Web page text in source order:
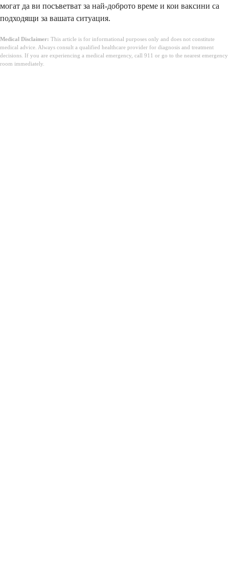
могат да ви посъветват за най-доброто време и кои ваксини са
подходящи за вашата ситуация.
Medical Disclaimer: This article is for informational purposes only and does not constitute
medical advice. Always consult a qualified healthcare provider for diagnosis and treatment
decisions. If you are experiencing a medical emergency, call 911 or go to the nearest emergency
room immediately.